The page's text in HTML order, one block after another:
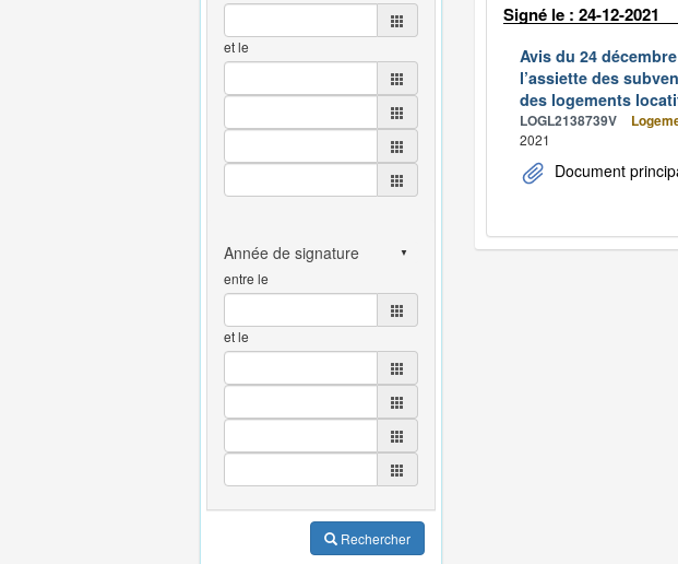
et le
entre le
et le
Rechercher
Signé le : 24-12-2021
Avis du 24
l’assiette des
des logements
LOGL2138739V
2021
Document